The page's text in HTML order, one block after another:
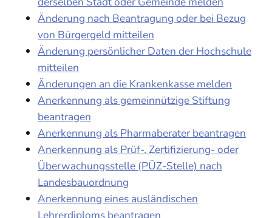
Änderung nach Beantragung oder bei Bezug
von Bürgergeld mitteilen
Änderung persönlicher Daten der Hochschule
mitteilen
Änderungen an die Krankenkasse melden
Anerkennung als gemeinnützige Stiftung
beantragen
Anerkennung als Pharmaberater beantragen
Anerkennung als Prüf-, Zertifizierung- oder
Überwachungsstelle (PÜZ-Stelle) nach
Landesbauordnung
Anerkennung eines ausländischen